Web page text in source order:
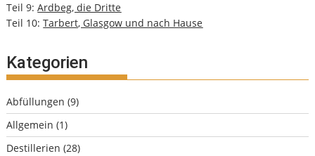
Teil 9:Ardbeg, die Dritte
Teil 10:Tarbert, Glasgow und nach Hause
Kategorien
Abfüllungen (9)
Allgemein (1)
Destillerien (28)